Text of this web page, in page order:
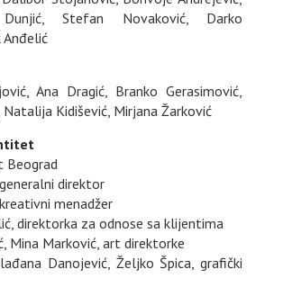
Dunjić, Stefan Novaković, Darko
Anđelić
Ana Dragić, Branko Gerasimović,
Natalija Kidišević, Mirjana Žarković
Beograd
direktor
menadžer
direktorka za odnose sa klijentima
Mina Marković, art direktorke
Danojević, Željko Špica, grafički